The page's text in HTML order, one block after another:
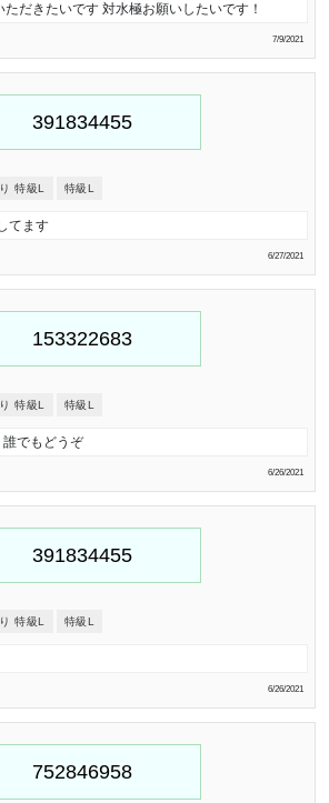
だきたいです 対水極お願いしたいです！
7/9/2021
特級L 特級L
てます
6/27/2021
特級L 特級L
でもどうぞ
6/26/2021
特級L 特級L
6/26/2021